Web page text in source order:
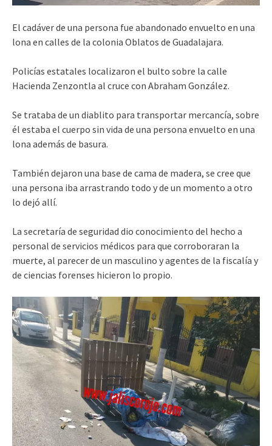
El cadáver de una persona fue abandonado envuelto en una
lona en calles de la colonia Oblatos de Guadalajara.
Policías estatales localizaron el bulto sobre la calle
Hacienda Zenzontla al cruce con Abraham González.
Se trataba de un diablito para transportar mercancía, sobre
él estaba el cuerpo sin vida de una persona envuelto en una
lona además de basura.
También dejaron una base de cama de madera, se cree que
una persona iba arrastrando todo y de un momento a otro
lo dejó allí.
La secretaría de seguridad dio conocimiento del hecho a
personal de servicios médicos para que corroboraran la
muerte, al parecer de un masculino y agentes de la fiscalía y
de ciencias forenses hicieron lo propio.